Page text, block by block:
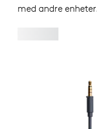
med andre